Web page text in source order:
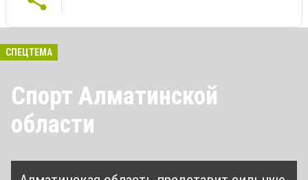
СПЕЦТЕМА
Спорт Алматинской
области